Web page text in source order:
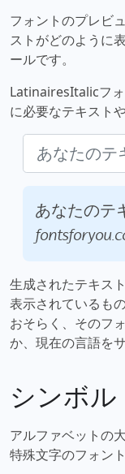
フォントのプレビ
ストがどのように
ールです。
LatinairesItalicフ
に必要なテキスト
あなたのテ
生成されたテキス
表示されているも
おそらく、そのフ
か、現在の言語を
シンボル
アルファベットの
特殊文字のフォン